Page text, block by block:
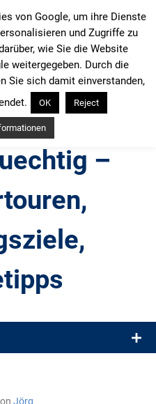
–
Ein Blog für alle, die gern
Jörg
von Google, um ihre Dienste
und Zugriffe zu
wie Sie die Website
weitergegeben. Durch die
Sie sich damit einverstanden,
OK Reject